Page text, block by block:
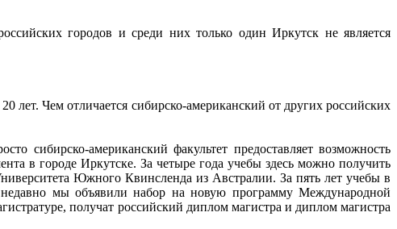
городов и среди них только один Иркутск не является
лет. Чем отличается сибирско-американский от других российских
сибирско-американский факультет предоставляет возможность
в городе Иркутске. За четыре года учебы здесь можно получить
Южного Квинсленда из Австралии. За пять лет учебы в
мы объявили набор на новую программу Международной
получат российский диплом магистра и диплом магистра